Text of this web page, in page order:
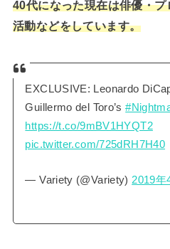
40代になった現在は俳優・
活動などをしています。
EXCLUSIVE: Leonardo
Guillermo del Toro’s
https://t.co/9mBV1HYQT2
pic.twitter.com/725dRH7H40
— Variety (@Variety) 2019年